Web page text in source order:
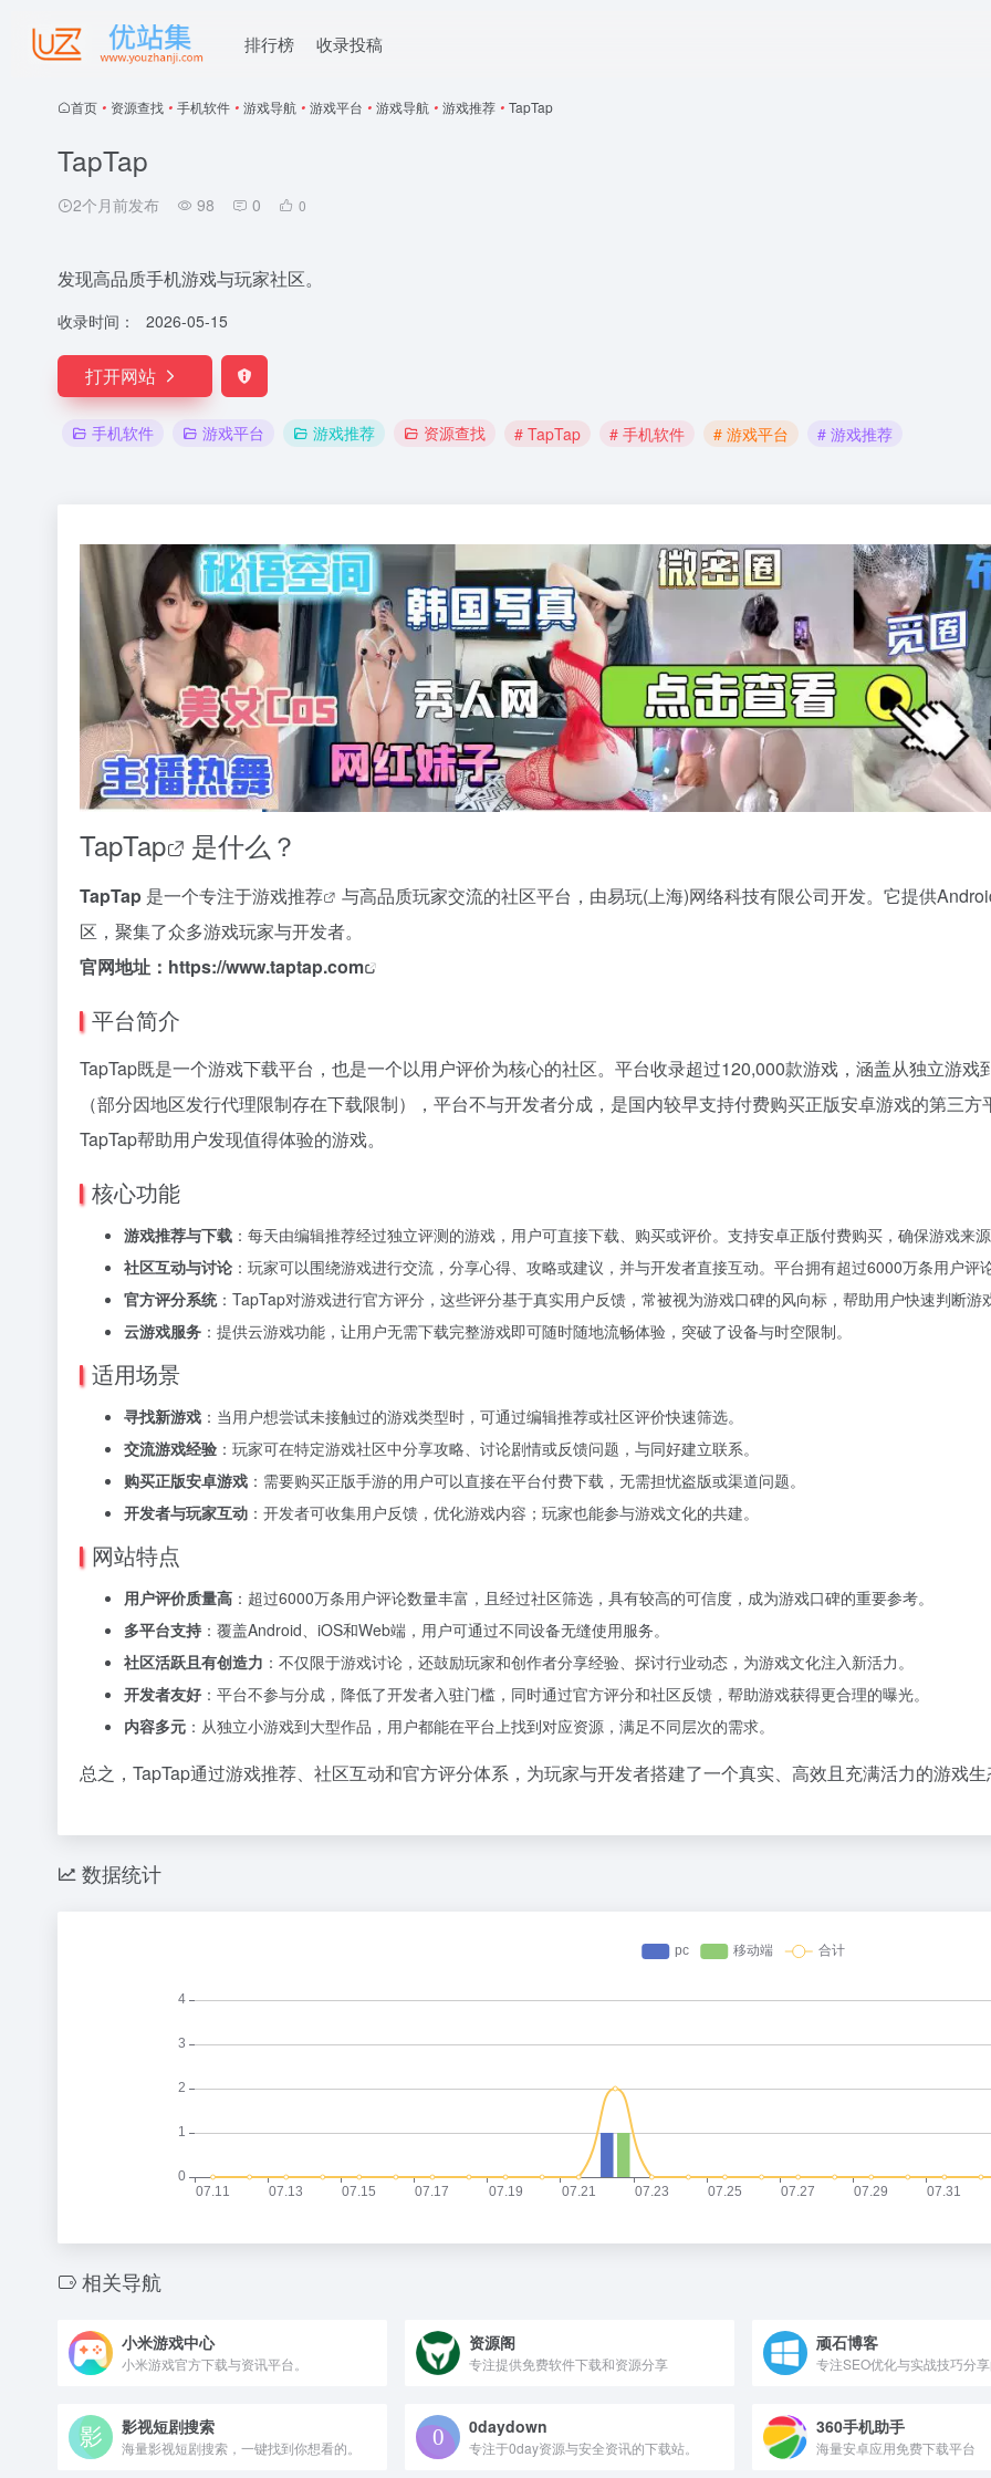
排行榜 收录投稿
首页 • 资源查找 • 手机软件 • 游戏导航 • 游戏平台 • 游戏导航 • 游戏推荐 • TapTap
TapTap
2个月前发布 98 0 0
发现高品质手机游戏与玩家社区。
收录时间： 2026-05-15
打开网站
手机软件 游戏平台 游戏推荐 资源查找 # TapTap # 手机软件 # 游戏平台 # 游戏推荐
TapTap 是什么？
TapTap 是一个专注于游戏推荐
与高品质玩家交流的社区平台，由易玩(上海)网络科技有限公司开发。它提供
区，聚集了众多游戏玩家与开发者。
官网地址： https://www.taptap.com
平台简介
TapTap既是一个游戏下载平台，也是一个以用户评价为核心的社区。平台收录超过120,000款游戏，涵盖从独立游
（部分因地区发行代理限制存在下载限制），平台不与开发者分成，是国内较早支持付费购买正版安卓游戏的第三
TapTap帮助用户发现值得体验的游戏。
核心功能
游戏推荐与下载 ：每天由编辑推荐经过独立评测的游戏，用户可直接下载、购买或评价。支持安卓正版付费购买，确保游戏来
社区互动与讨论 ：玩家可以围绕游戏进行交流，分享心得、攻略或建议，并与开发者直接互动。平台拥有超过6000万条用户评
官方评分系统：TapTap对游戏进行官方评分，这些评分基于真实用户反馈，常被视为游戏口碑的风向标，帮助用户快速判断游
云游戏服务 ：提供云游戏功能，让用户无需下载完整游戏即可随时随地流畅体验，突破了设备与时空限制。
适用场景
寻找新游戏 ：当用户想尝试未接触过的游戏类型时，可通过编辑推荐或社区评价快速筛选。
交流游戏经验 ：玩家可在特定游戏社区中分享攻略、讨论剧情或反馈问题，与同好建立联系。
购买正版安卓游戏 ：需要购买正版手游的用户可以直接在平台付费下载，无需担忧盗版或渠道问题。
开发者与玩家互动 ：开发者可收集用户反馈，优化游戏内容；玩家也能参与游戏文化的共建。
网站特点
用户评价质量高 ：超过6000万条用户评论数量丰富，且经过社区筛选，具有较高的可信度，成为游戏口碑的重要参考。
多平台支持 ：覆盖Android、iOS和Web端，用户可通过不同设备无缝使用服务。
社区活跃且有创造力 ：不仅限于游戏讨论，还鼓励玩家和创作者分享经验、探讨行业动态，为游戏文化注入新活力。
开发者友好 ：平台不参与分成，降低了开发者入驻门槛，同时通过官方评分和社区反馈，帮助游戏获得更合理的曝光。
内容多元 ：从独立小游戏到大型作品，用户都能在平台上找到对应资源，满足不同层次的需求。
总之，TapTap通过游戏推荐、社区互动和官方评分体系，为玩家与开发者搭建了一个真实、高效且充满活力的游戏
数据统计
相关导航
小米游戏中心
小米游戏官方下载与资讯平台。
资源阁
专注提供免费软件下载和资源分享
顽石博客
专注SEO优化与实战技巧分
影视短剧搜索
海量影视短剧搜索，一键找到你想看的。
0daydown
专注于0day资源与安全资讯的下载站。
360手机助手
海量安卓应用免费下载平台